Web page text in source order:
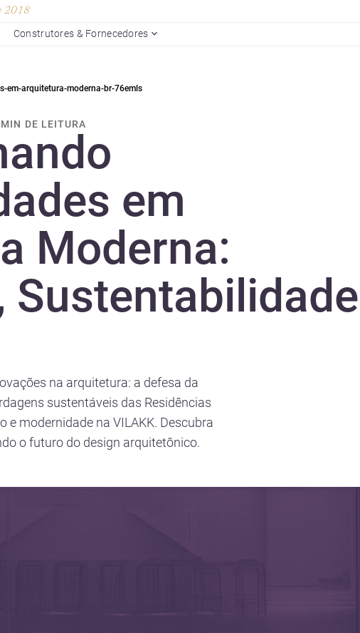
2018
Construtores & Fornecedores
em-arquitetura-moderna-br-76emls
DE LEITURA
em
Moderna:
Sustentabilidade
na arquitetura: a defesa da
sustentáveis das Residências
e modernidade na VILAKK. Descubra
o futuro do design arquitetônico.